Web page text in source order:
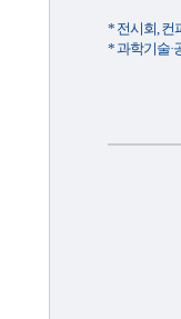
* 전시회, 컨
* 과학기술·